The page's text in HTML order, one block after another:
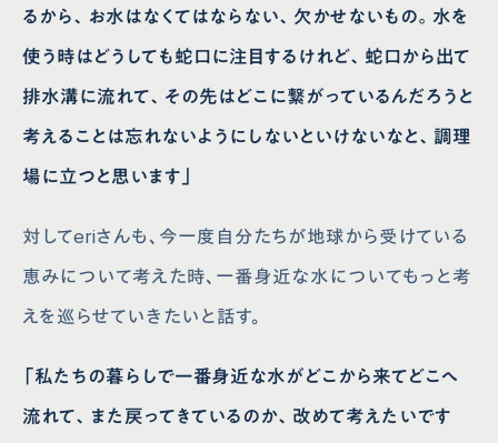
るから、お水はなくてはならない、欠かせないもの。水を
使う時はどうしても蛇口に注目するけれど、蛇口から出て
排水溝に流れて、その先はどこに繋がっているんだろうと
考えることは忘れないようにしないといけないなと、調理
場に立つと思います」
対してeriさんも、今一度自分たちが地球から受けている
恵みについて考えた時、一番身近な水についてもっと考
えを巡らせていきたいと話す。
「私たちの暮らしで一番身近な水がどこから来てどこへ
流れて、また戻ってきているのか、改めて考えたいです